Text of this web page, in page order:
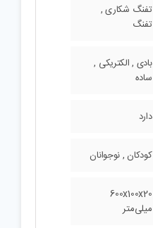
تفنگ شکاری ,
تفنگ
بادی , الکتریکی ,
ساده
دارد
کودکان , نوجوانان
600x100x20
میلی‌متر